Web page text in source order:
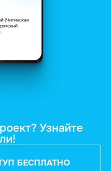
Узнайте
БЕСПЛАТНО